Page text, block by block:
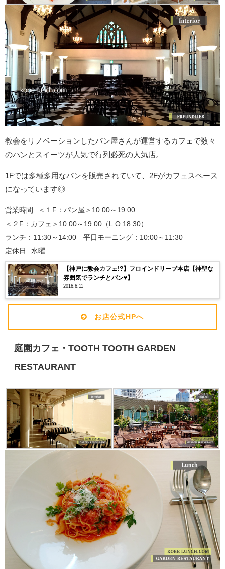
教会をリノベーションしたパン屋さんが運営するカフェで数々
のパンとスイーツが人気で行列必死の人気店。
1Fでは多種多用なパンを販売されていて、2Fがカフェスペース
になっています◎
営業時間 : ＜１F：パン屋＞10:00～19:00
＜２F：カフェ＞10:00～19:00（L.O.18:30）
ランチ：11:30～14:00 平日モーニング：10:00～11:30
定休日 : 水曜
【神戸に教会カフェ!?】フロインドリーブ本店【神聖な
雰囲気でランチとパン♥】
2016.6.11
お店公式HPへ
庭園カフェ・TOOTH TOOTH GARDEN
RESTAURANT